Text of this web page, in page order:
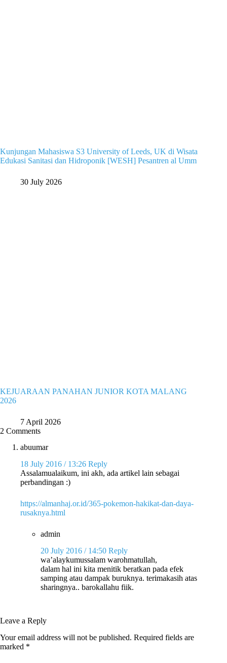
Kunjungan Mahasiswa S3 University of Leeds, UK di Wisata
Edukasi Sanitasi dan Hidroponik [WESH] Pesantren al Umm
30 July 2026
KEJUARAAN PANAHAN JUNIOR KOTA MALANG
2026
7 April 2026
2 Comments
abuumar
18 July 2016 / 13:26 Reply
Assalamualaikum, ini akh, ada artikel lain sebagai
perbandingan :)
https://almanhaj.or.id/365-pokemon-hakikat-dan-daya-
rusaknya.html
admin
20 July 2016 / 14:50 Reply
wa’alaykumussalam warohmatullah,
dalam hal ini kita menitik beratkan pada efek
samping atau dampak buruknya. terimakasih atas
sharingnya.. barokallahu fiik.
Leave a Reply
Your email address will not be published. Required fields are
marked *